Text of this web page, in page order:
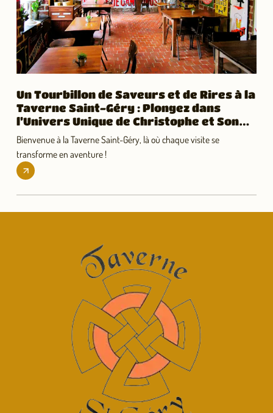
Un Tourbillon de Saveurs et de Rires à la
Taverne Saint-Géry : Plongez dans
l’Univers Unique de Christophe et Son
Royaume de Bières ! 🍻🎉
Bienvenue à la Taverne Saint-Géry, là où chaque visite se
transforme en aventure !